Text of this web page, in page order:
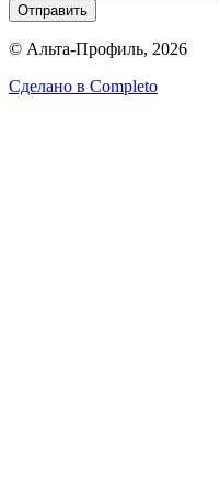
Отправить
© Альта-Профиль, 2026
Сделано в Completo